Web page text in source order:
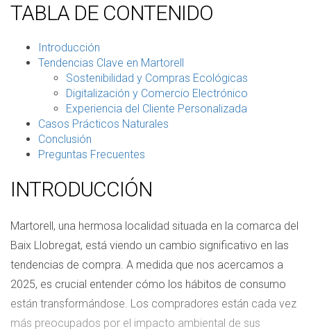
TABLA DE CONTENIDO
Introducción
Tendencias Clave en Martorell
Sostenibilidad y Compras Ecológicas
Digitalización y Comercio Electrónico
Experiencia del Cliente Personalizada
Casos Prácticos Naturales
Conclusión
Preguntas Frecuentes
INTRODUCCIÓN
Martorell, una hermosa localidad situada en la comarca del
Baix Llobregat, está viendo un cambio significativo en las
tendencias de compra. A medida que nos acercamos a
2025, es crucial entender cómo los hábitos de consumo
están transformándose. Los compradores están cada vez
más preocupados por el impacto ambiental de sus